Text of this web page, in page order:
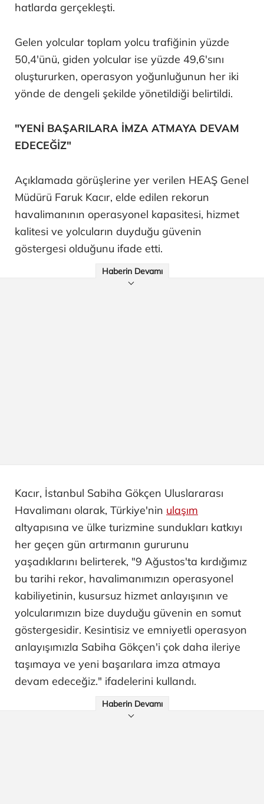
hatlarda gerçekleşti.
Gelen yolcular toplam yolcu trafiğinin yüzde
50,4'ünü, giden yolcular ise yüzde 49,6'sını
oluştururken, operasyon yoğunluğunun her iki
yönde de dengeli şekilde yönetildiği belirtildi.
"YENİ BAŞARILARA İMZA ATMAYA DEVAM
EDECEĞİZ"
Açıklamada görüşlerine yer verilen HEAŞ Genel
Müdürü Faruk Kacır, elde edilen rekorun
havalimanının operasyonel kapasitesi, hizmet
kalitesi ve yolcuların duyduğu güvenin
göstergesi olduğunu ifade etti.
Haberin Devamı
Kacır, İstanbul Sabiha Gökçen Uluslararası
Havalimanı olarak, Türkiye'nin ulaşım
altyapısına ve ülke turizmine sundukları katkıyı
her geçen gün artırmanın gururunu
yaşadıklarını belirterek, "9 Ağustos'ta kırdığımız
bu tarihi rekor, havalimanımızın operasyonel
kabiliyetinin, kusursuz hizmet anlayışının ve
yolcularımızın bize duyduğu güvenin en somut
göstergesidir. Kesintisiz ve emniyetli operasyon
anlayışımızla Sabiha Gökçen'i çok daha ileriye
taşımaya ve yeni başarılara imza atmaya
devam edeceğiz." ifadelerini kullandı.
Haberin Devamı